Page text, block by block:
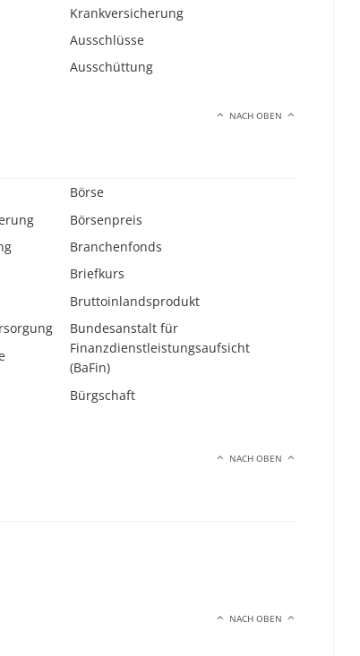
Krankversicherung
Ausschlüsse
Ausschüttung
NACH OBEN
Börse
Börsenpreis
Branchenfonds
Briefkurs
Bruttoinlandsprodukt
Bundesanstalt für
Finanzdienstleistungsaufsicht
(BaFin)
Bürgschaft
NACH OBEN
NACH OBEN